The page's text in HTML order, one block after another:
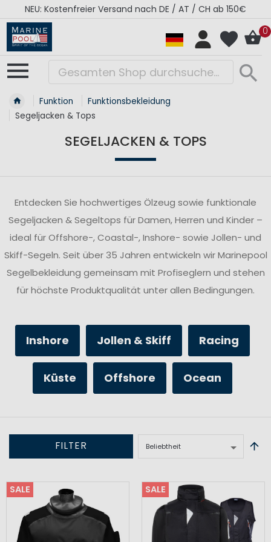
RÉGATES ROYALES Kollektion - Super Sale
0
Funktion
Funktionsbekleidung
Segeljacken & Tops
SEGELJACKEN & TOPS
Entdecken Sie hochwertiges Ölzeug sowie funktionale
Segeljacken & Segeltops für Damen, Herren und Kinder –
ideal für Offshore-, Coastal-, Inshore- sowie Jollen- und
Skiff-Segeln. Seit über 35 Jahren entwickeln wir Marinepool
Segelbekleidung gemeinsam mit Profiseglern und stehen
für höchste Produktqualität unter allen Bedingungen.
Inshore Jollen & Skiff Racing
Küste Offshore Ocean
FILTER
SALE SALE